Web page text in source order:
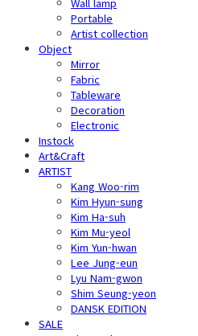
Portable
Artist collection
Object
Mirror
Fabric
Tableware
Decoration
Electronic
Instock
Art&Craft
ARTIST
Kang Woo-rim
Kim Hyun-sung
Kim Ha-suh
Kim Mu-yeol
Kim Yun-hwan
Lee Jung-eun
Lyu Nam-gwon
Shim Seung-yeon
DANSK EDITION
SALE